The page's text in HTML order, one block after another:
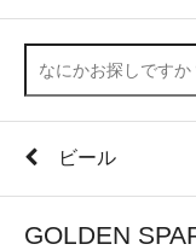
ビール
GOLDEN